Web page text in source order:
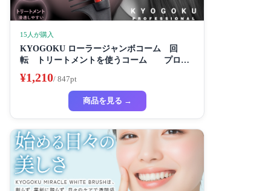
15人が購入
KYOGOKU ローラージャンボコーム 回
転 トリートメントを使うコーム プロ仕
様
¥1,210/ 847pt
商品を見る →